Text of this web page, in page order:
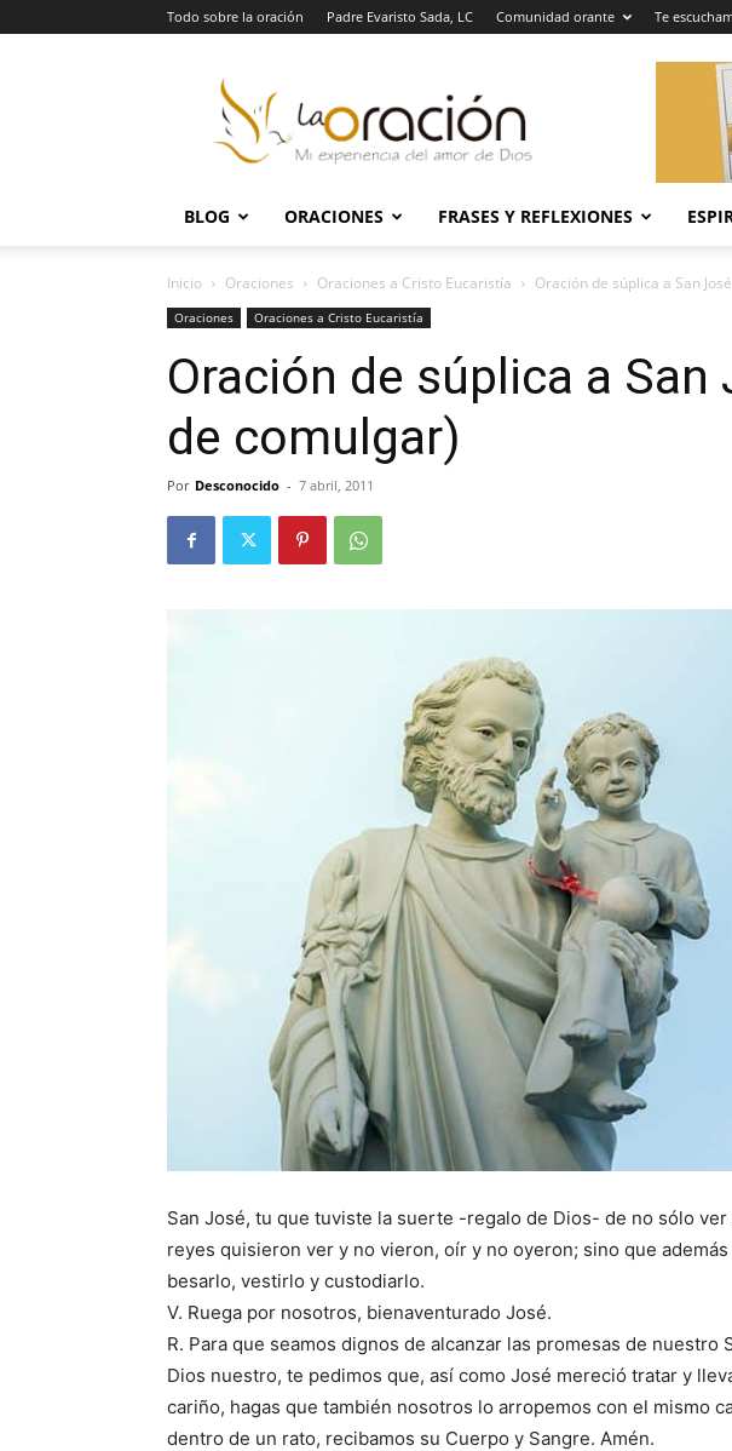
Todo sobre la oración Padre Evaristo Sada, LC Comunidad orante Te
Oración
BLOG ORACIONES FRASES Y REFLEXIONES
Inicio Oraciones Oraciones a Cristo Eucaristía Oración de súplica a San
Oraciones Oraciones a Cristo Eucaristía
Oración de súplica a San
de comulgar)
Por Desconocido - 7 abril, 2011
San José, tu que tuviste la suerte -regalo de Dios- de no sólo
reyes quisieron ver y no vieron, oír y no oyeron; sino que
besarlo, vestirlo y custodiarlo.
V. Ruega por nosotros, bienaventurado José.
R. Para que seamos dignos de alcanzar las promesas de nuestro
Dios nuestro, te pedimos que, así como José mereció tratar y
cariño, hagas que también nosotros lo arropemos con el mismo
dentro de un rato, recibamos su Cuerpo y Sangre. Amén.